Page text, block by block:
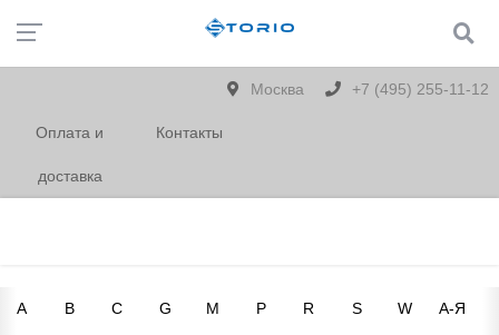
Москва +7 (495) 255-11-12
Оплата и
доставка
Контакты
A B C G M P R S W А-Я